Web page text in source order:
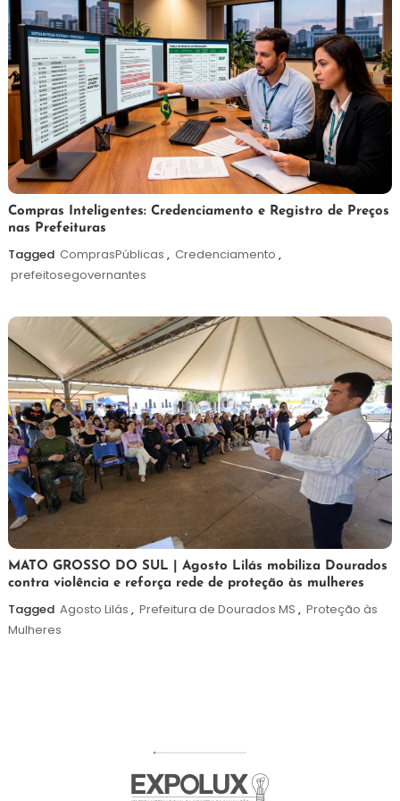
6
de
agosto
de
Redação
Compras Inteligentes: Credenciamento e Registro de Preços
nas Prefeituras
Tagged ComprasPúblicas , Credenciamento ,
prefeitosegovernantes
5
de
agosto
de
Maurilio
MATO GROSSO DO SUL | Agosto Lilás mobiliza Dourados
contra violência e reforça rede de proteção às mulheres
Tagged Agosto Lilás , Prefeitura de Dourados MS , Proteção às
Mulheres